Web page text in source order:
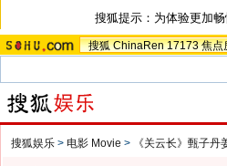
搜狐提示：为体验更加
搜狐 ChinaRen 17173 焦点
搜狐娱乐 > 电影 Movie > 《关云长》甄子丹